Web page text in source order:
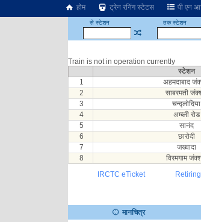
होम ट्रेन रनिंग स्टेटस पी एन
से स्टेशन तक स्टेशन
Train is not in operation currently
स्टेशन
1
अहमदाबाद
2
साबरमती
3
चन्द्लोदिया
4
अम्ब्ली रोड
5
सानंद
6
छारोदी
7
जख्वादा
8
विरमगाम
IRCTC eTicket
मानचित्र